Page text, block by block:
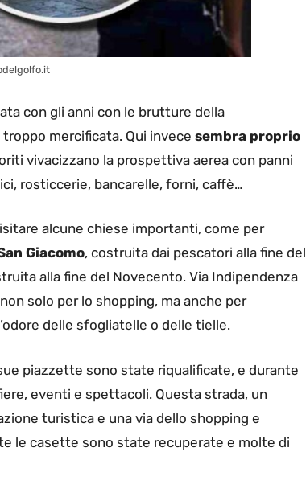
con gli anni con le brutture della
mercificata. Qui invece sembra proprio
vivacizzano la prospettiva aerea con panni
rosticcerie, bancarelle, forni, caffè…
alcune chiese importanti, come per
Giacomo, costruita dai pescatori alla fine del
alla fine del Novecento. Via Indipendenza
solo per lo shopping, ma anche per
delle sfogliatelle o delle tielle.
piazzette sono state riqualificate, e durante
eventi e spettacoli. Questa strada, un
turistica e una via dello shopping e
le casette sono state recuperate e molte di